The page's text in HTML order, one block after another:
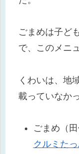
ごまめは子ど
で、このメニ
くわいは、地
載っていなか
ごまめ（田
クルミた